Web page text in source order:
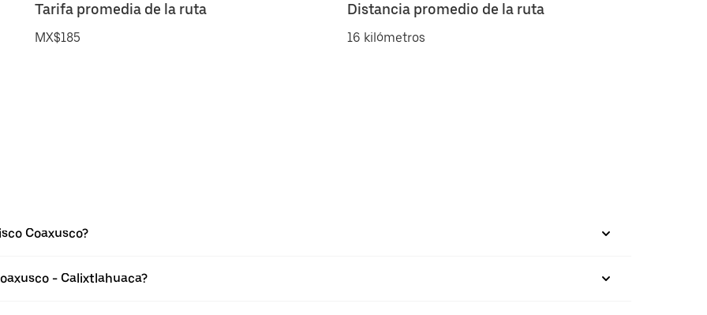
Tarifa promedia de la ruta
MX$185
Distancia promedio de la ruta
16 kilómetros
Coaxusco?
- Calixtlahuaca?